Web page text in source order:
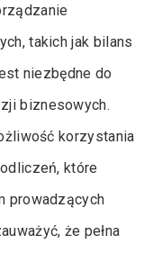
takich jak bilans
niezbędne do
biznesowych.
korzystania
które
prowadzących
że pełna